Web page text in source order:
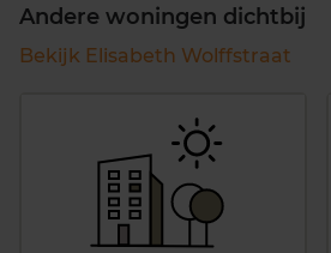
Andere woningen dichtbij
Bekijk Elisabeth Wolffstraat